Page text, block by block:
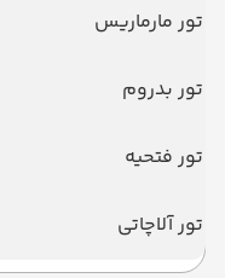
تور مارماریس
تور بدروم
تور فتحیه
تور آلاچاتی
تور هند
تور مالدیو